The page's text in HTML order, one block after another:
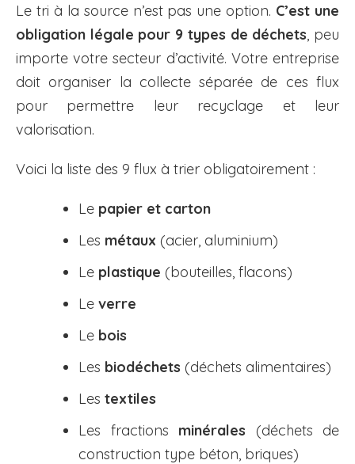
Le tri à la source n’est pas une option. C’est une
obligation légale pour 9 types de déchets, peu
importe votre secteur d’activité. Votre entreprise
doit organiser la collecte séparée de ces flux
pour permettre leur recyclage et leur
valorisation.
Voici la liste des 9 flux à trier obligatoirement :
Le papier et carton
Les métaux (acier, aluminium)
Le plastique (bouteilles, flacons)
Le verre
Le bois
Les biodéchets (déchets alimentaires)
Les textiles
Les fractions minérales (déchets de
construction type béton, briques)